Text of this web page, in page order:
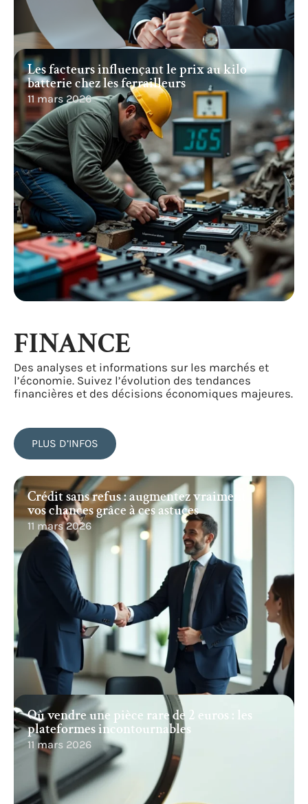
Les facteurs influençant le prix au kilo
batterie chez les ferrailleurs
11 mars 2026
Crédit sans refus : augmentez vraiment
vos chances grâce à ces astuces
11 mars 2026
Où vendre une pièce rare de 2 euros : les
plateformes incontournables
11 mars 2026
FINANCE
Des analyses et informations sur les marchés et
l’économie. Suivez l’évolution des tendances
financières et des décisions économiques majeures.
PLUS D’INFOS